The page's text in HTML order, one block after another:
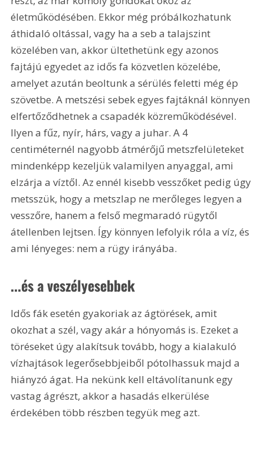
életműködésében. Ekkor még próbálkozhatunk
áthidaló oltással, vagy ha a seb a talajszint
közelében van, akkor ültethetünk egy azonos
fajtájú egyedet az idős fa közvetlen közelébe,
amelyet azután beoltunk a sérülés feletti még ép
szövetbe. A metszési sebek egyes fajtáknál könnyen
elfertőződhetnek a csapadék közreműködésével.
Ilyen a fűz, nyír, hárs, vagy a juhar. A 4
centiméternél nagyobb átmérőjű metszfelületeket
mindenképp kezeljük valamilyen anyaggal, ami
elzárja a víztől. Az ennél kisebb vesszőket pedig úgy
metsszük, hogy a metszlap ne merőleges legyen a
vesszőre, hanem a felső megmaradó rügytől
átellenben lejtsen. Így könnyen lefolyik róla a víz, és
ami lényeges: nem a rügy irányába.
...és a veszélyesebbek
Idős fák esetén gyakoriak az ágtörések, amit
okozhat a szél, vagy akár a hónyomás is. Ezeket a
töréseket úgy alakítsuk tovább, hogy a kialakuló
vízhajtások legerősebbjeiből pótolhassuk majd a
hiányzó ágat. Ha nekünk kell eltávolítanunk egy
vastag ágrészt, akkor a hasadás elkerülése
érdekében több részben tegyük meg azt.